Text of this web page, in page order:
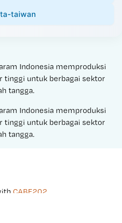
taiwan
Indonesia memproduksi
tinggi untuk berbagai sektor
tangga.
Indonesia memproduksi
tinggi untuk berbagai sektor
tangga.
CABE202